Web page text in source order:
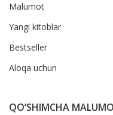
Malumot
Yangi kitoblar
Bestseller
Aloqa uchun
QO‘SHIMCHA